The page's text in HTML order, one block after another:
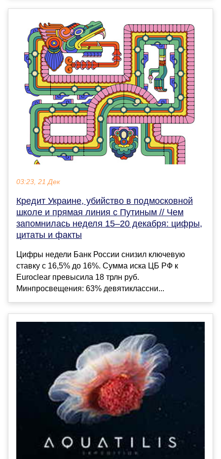
03:23, 21 Дек
Кредит Украине, убийство в подмосковной
школе и прямая линия с Путиным // Чем
запомнилась неделя 15–20 декабря: цифры,
цитаты и факты
Цифры недели Банк России снизил ключевую
ставку с 16,5% до 16%. Сумма иска ЦБ РФ к
Euroclear превысила 18 трлн руб.
Минпросвещения: 63% девятиклассни...